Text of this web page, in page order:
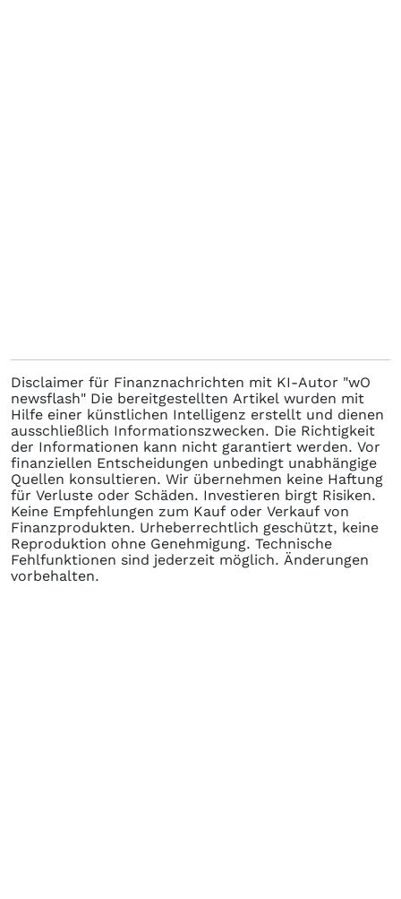
Disclaimer für Finanznachrichten mit KI-Autor "wO
newsflash" Die bereitgestellten Artikel wurden mit
Hilfe einer künstlichen Intelligenz erstellt und dienen
ausschließlich Informationszwecken. Die Richtigkeit
der Informationen kann nicht garantiert werden. Vor
finanziellen Entscheidungen unbedingt unabhängige
Quellen konsultieren. Wir übernehmen keine Haftung
für Verluste oder Schäden. Investieren birgt Risiken.
Keine Empfehlungen zum Kauf oder Verkauf von
Finanzprodukten. Urheberrechtlich geschützt, keine
Reproduktion ohne Genehmigung. Technische
Fehlfunktionen sind jederzeit möglich. Änderungen
vorbehalten.